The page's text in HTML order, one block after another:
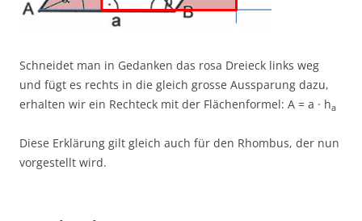
Schneidet man in Gedanken das rosa Dreieck links weg
und fügt es rechts in die gleich grosse Aussparung dazu,
erhalten wir ein Rechteck mit der Flächenformel: A = a · ha
Diese Erklärung gilt gleich auch für den Rhombus, der nun
vorgestellt wird.